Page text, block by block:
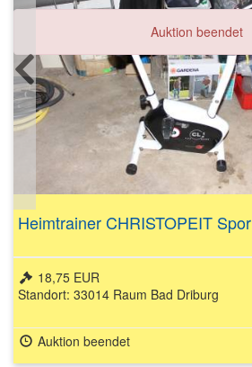
Auktion beendet
Heimtrainer CHRISTOPEIT
18,75 EUR
Standort: 33014 Raum Bad Driburg
Auktion beendet